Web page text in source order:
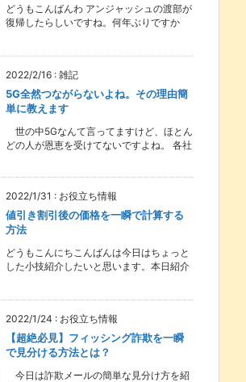
どうもこんばんわ アンジャッシュの渡部が
復帰したらしいですね。何年ぶりですか
2022/2/16 : 雑記
5G全然つながらないよね。その理由簡
単に教えます
世の中5Gなんて言ってますけど、ほとん
どの人が恩恵を受けてないですよね。 各社
2022/1/31 : お役立ち情報
値引き割引後の価格を一瞬で計算する
方法
どうもこんにちこんばんは今日はちょっと
した小技紹介したいと思います。本日紹介
2022/1/24 : お役立ち情報
【超絶必見】フィッシング詐欺を一瞬
で見分ける方法とは？
今日は詐欺メールの簡単な見分け方を紹